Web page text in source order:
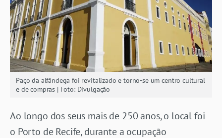
Paço da alfândega foi revitalizado e torno-se um centro cultural
e de compras | Foto: Divulgação
Ao longo dos seus mais de 250 anos, o local foi
o Porto de Recife, durante a ocupação